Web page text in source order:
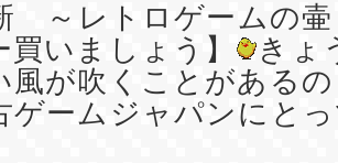
～レトロゲームの壷
買いましょう】
きょ
風が吹くことがある
ゲームジャパンにと